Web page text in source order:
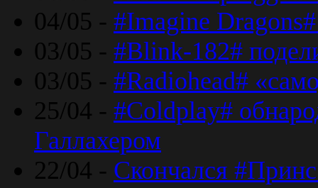
04/05 - #Imagine
03/05 - #Blink-182#
03/05 - #Radiohead#
25/04 - #Coldplay#
Галлахером
22/04 - Скончался